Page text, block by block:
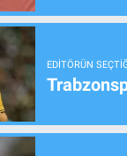
EDITÖRÜN